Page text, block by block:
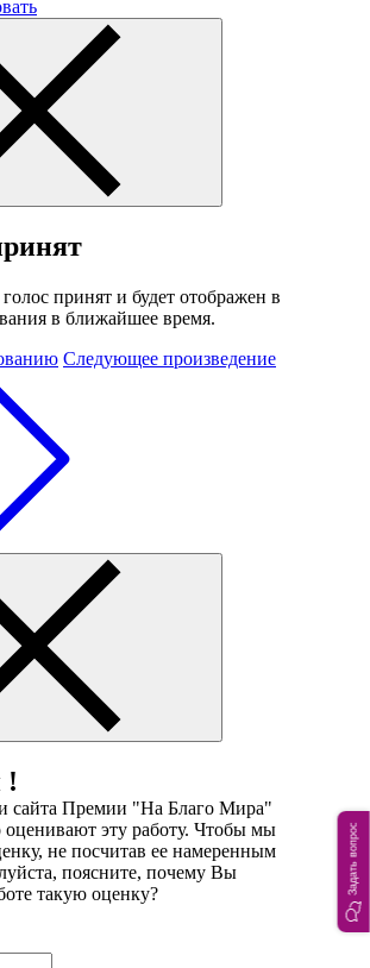
принят и будет отображен в
в ближайшее время.
Следующее произведение
!
сайта Премии "На Благо Мира"
оценивают эту работу. Чтобы мы
не посчитав ее намеренным
поясните, почему Вы
такую оценку?
Задать вопрос